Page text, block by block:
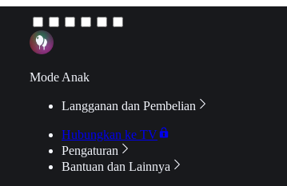
Mode Anak
Langganan dan Pembelian
Hubungkan ke TV
Pengaturan
Bantuan dan Lainnya